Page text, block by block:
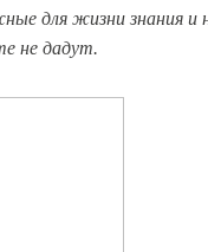
для жизни знания и
не дадут.